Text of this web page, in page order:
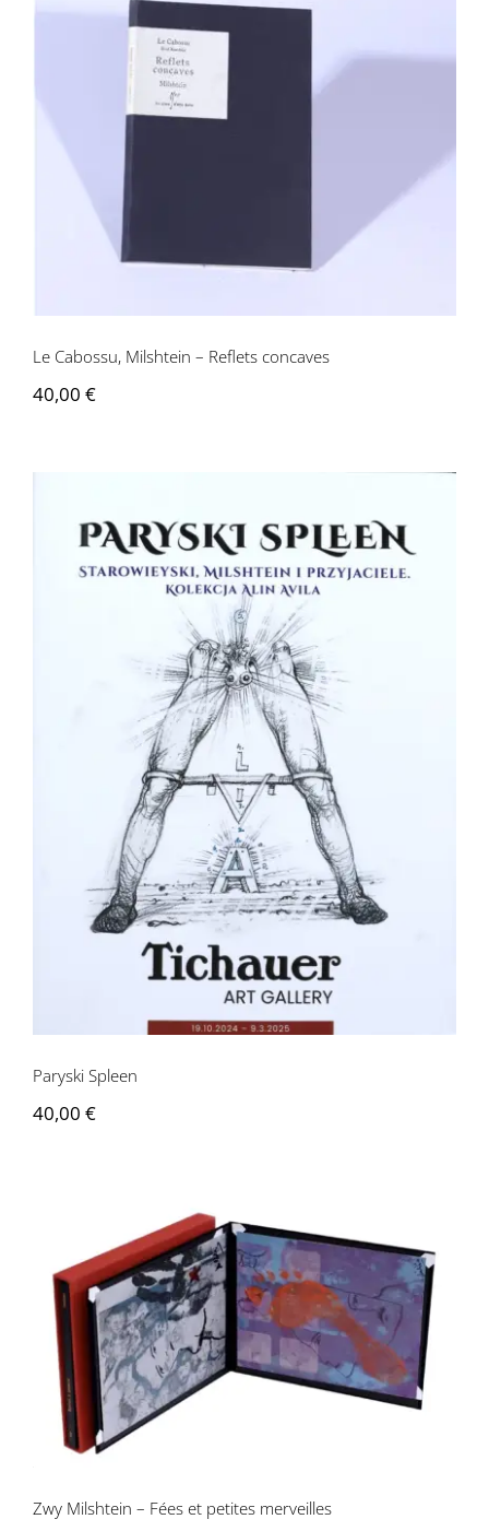
Le Cabossu, Milshtein – Reflets
concaves
Le Cabossu, Milshtein – Reflets concaves
40,00 €
Paryski Spleen
Paryski Spleen
40,00 €
Zwy Milshtein – Fées et petites
merveilles
Zwy Milshtein – Fées et petites merveilles